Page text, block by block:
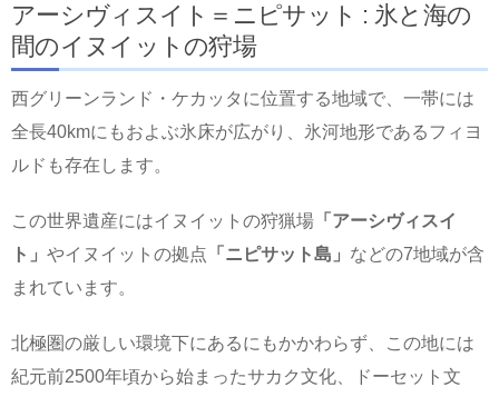
アーシヴィスイト＝ニピサット : 氷と海の
間のイヌイットの狩場
西グリーンランド・ケカッタに位置する地域で、一帯には
全長40kmにもおよぶ氷床が広がり、氷河地形であるフィヨ
ルドも存在します。
この世界遺産にはイヌイットの狩猟場 「アーシヴィスイ
ト」 やイヌイットの拠点 「ニピサット島」 などの7地域が含
まれています。
北極圏の厳しい環境下にあるにもかかわらず、この地には
紀元前2500年頃から始まったサカク文化、ドーセット文